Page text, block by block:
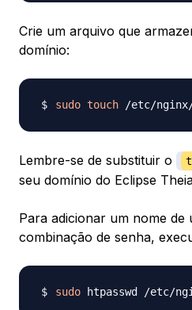
Crie um arquivo que
domínio:
sudo touch /etc/nginx/
Lembre-se de substituir o
seu domínio do Eclipse
Para adicionar um nome de
combinação de senha,
sudo htpasswd /etc/